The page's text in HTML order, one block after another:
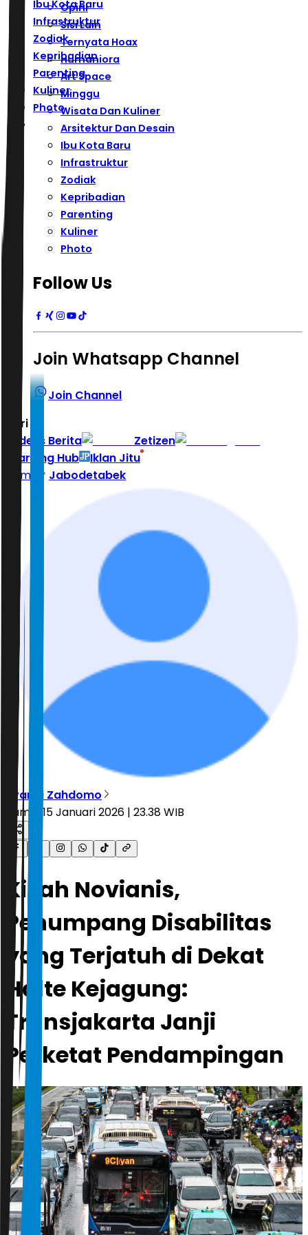
Ibu Kota Baru
Infrastruktur
Zodiak
Kepribadian
Parenting
Kuliner
Photo
Opini
Sisi Lain
Ternyata Hoax
Humaniora
Art Space
Minggu
Wisata Dan Kuliner
Arsitektur Dan Desain
Ibu Kota Baru
Infrastruktur
Zodiak
Kepribadian
Parenting
Kuliner
Photo
Follow Us
Join Whatsapp Channel
Join Channel
Hari ini
Indeks Berita
Zetizen
Learning Hub
Iklan Jitu
Home
Jabodetabek
Ryandi Zahdomo
Kamis, 15 Januari 2026 | 23.38 WIB
Kisah Novianis,
Penumpang Disabilitas
yang Terjatuh di Dekat
Halte Kejagung:
Transjakarta Janji
Perketat Pendampingan